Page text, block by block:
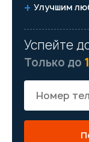
Улучшим
Успейте
Только до